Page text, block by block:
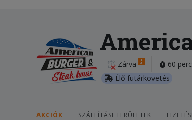
Zárva 60 perc
Élő futárkövetés
AKCIÓK SZÁLLÍTÁSI TERÜLETEK